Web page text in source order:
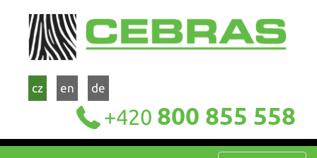
cz en de
+420 800 855 558